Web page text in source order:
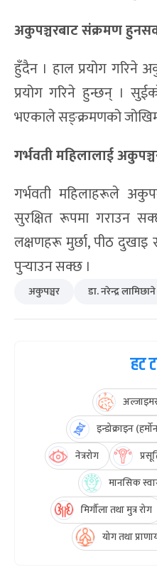
अकुपञ्चरबाट संक्रमण
हुँदैन । हाल प्रयोग गरिने
प्रयोग गरिने हुन्छन् ।
भएकाले सङ्क्रमणको
गर्भवती महिलालाई
गर्भवती महिलाहरूले
सुरक्षित रूपमा गराउन
लक्षणहरू मुर्छा, पीठ दुखाइ
पुर्‍याउन सक्छ ।
अकुपञ्चर डा. नरेन्द्र लामिछाने
हट
इन्डोक्राइन
नेत्ररोग
मानसिक
मिर्गौला तथा मुत्र रोग
योग तथा